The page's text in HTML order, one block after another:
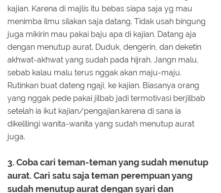
kajian. Karena di majlis itu bebas siapa saja yg mau
menimba ilmu silakan saja datang. Tidak usah bingung
juga mikirin mau pakai baju apa di kajian. Datang aja
dengan menutup aurat. Duduk, dengerin, dan deketin
akhwat-akhwat yang sudah pada hijrah. Jangn malu,
sebab kalau malu terus nggak akan maju-maju.
Rutinkan buat dateng ngaji, ke kajian. Biasanya orang
yang nggak pede pakai jilbab jadi termotivasi berjilbab
setelah ia ikut kajian/pengajian.karena di sana ia
dikelilingi wanita-wanita yang sudah menutup aurat
juga.
3. Coba cari teman-teman yang sudah menutup
aurat. Cari satu saja teman perempuan yang
sudah menutup aurat dengan syari dan